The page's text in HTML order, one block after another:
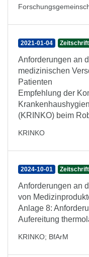
2021-01-04
Anforderungen an
medizinischen
Patienten
Empfehlung der
(KRINKO) beim
KRINKO
2024-10-01
Anforderungen an
von
Anlage 8:
Aufereitung
KRINKO; BfArM